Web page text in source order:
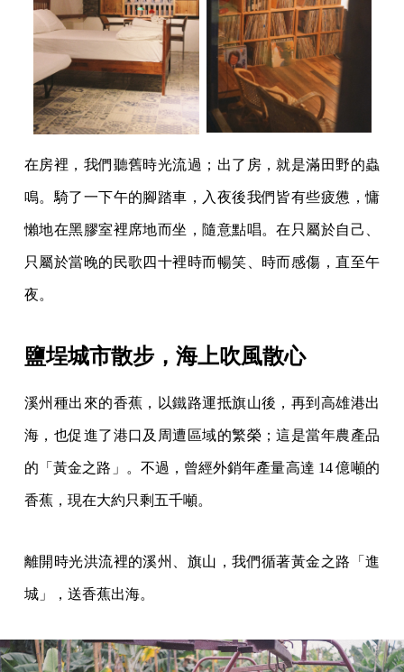
在房裡，我們聽舊時光流過；出了房，就是滿田野的蟲
鳴。騎了一下午的腳踏車，入夜後我們皆有些疲憊，慵
懶地在黑膠室裡席地而坐，隨意點唱。在只屬於自己、
只屬於當晚的民歌四十裡時而暢笑、時而感傷，直至午
夜。
鹽埕城市散步，海上吹風散心
溪州種出來的香蕉，以鐵路運抵旗山後，再到高雄港出
海，也促進了港口及周遭區域的繁榮；這是當年農產品
的「黃金之路」。不過，曾經外銷年產量高達 14 億噸的
香蕉，現在大約只剩五千噸。
離開時光洪流裡的溪州、旗山，我們循著黃金之路「進
城」，送香蕉出海。